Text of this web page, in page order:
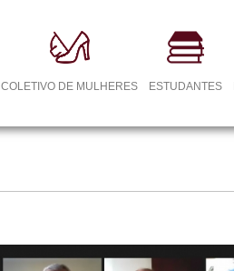
COLETIVO DE MULHERES ESTUDANTES